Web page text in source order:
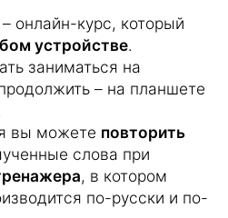
языка
немецкий?
Эмиграция
29,5 %
Путешествия
6,1 %
Тренировать
5,7 %